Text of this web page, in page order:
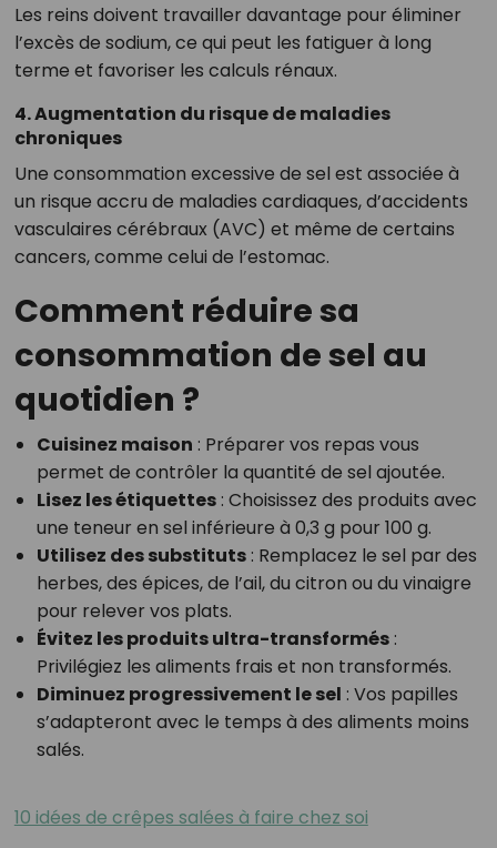
Les reins doivent travailler davantage pour éliminer
l’excès de sodium, ce qui peut les fatiguer à long
terme et favoriser les calculs rénaux.
4. Augmentation du risque de maladies
chroniques
Une consommation excessive de sel est associée à
un risque accru de maladies cardiaques, d’accidents
vasculaires cérébraux (AVC) et même de certains
cancers, comme celui de l’estomac.
Comment réduire sa
consommation de sel au
quotidien ?
Cuisinez maison : Préparer vos repas vous
permet de contrôler la quantité de sel ajoutée.
Lisez les étiquettes: Choisissez des produits avec
une teneur en sel inférieure à 0,3 g pour 100 g.
Utilisez des substituts: Remplacez le sel par des
herbes, des épices, de l’ail, du citron ou du vinaigre
pour relever vos plats.
Évitez les produits ultra-transformés:
Privilégiez les aliments frais et non transformés.
Diminuez progressivement le sel : Vos papilles
s’adapteront avec le temps à des aliments moins
salés.
10 idées de crêpes salées à faire chez soi